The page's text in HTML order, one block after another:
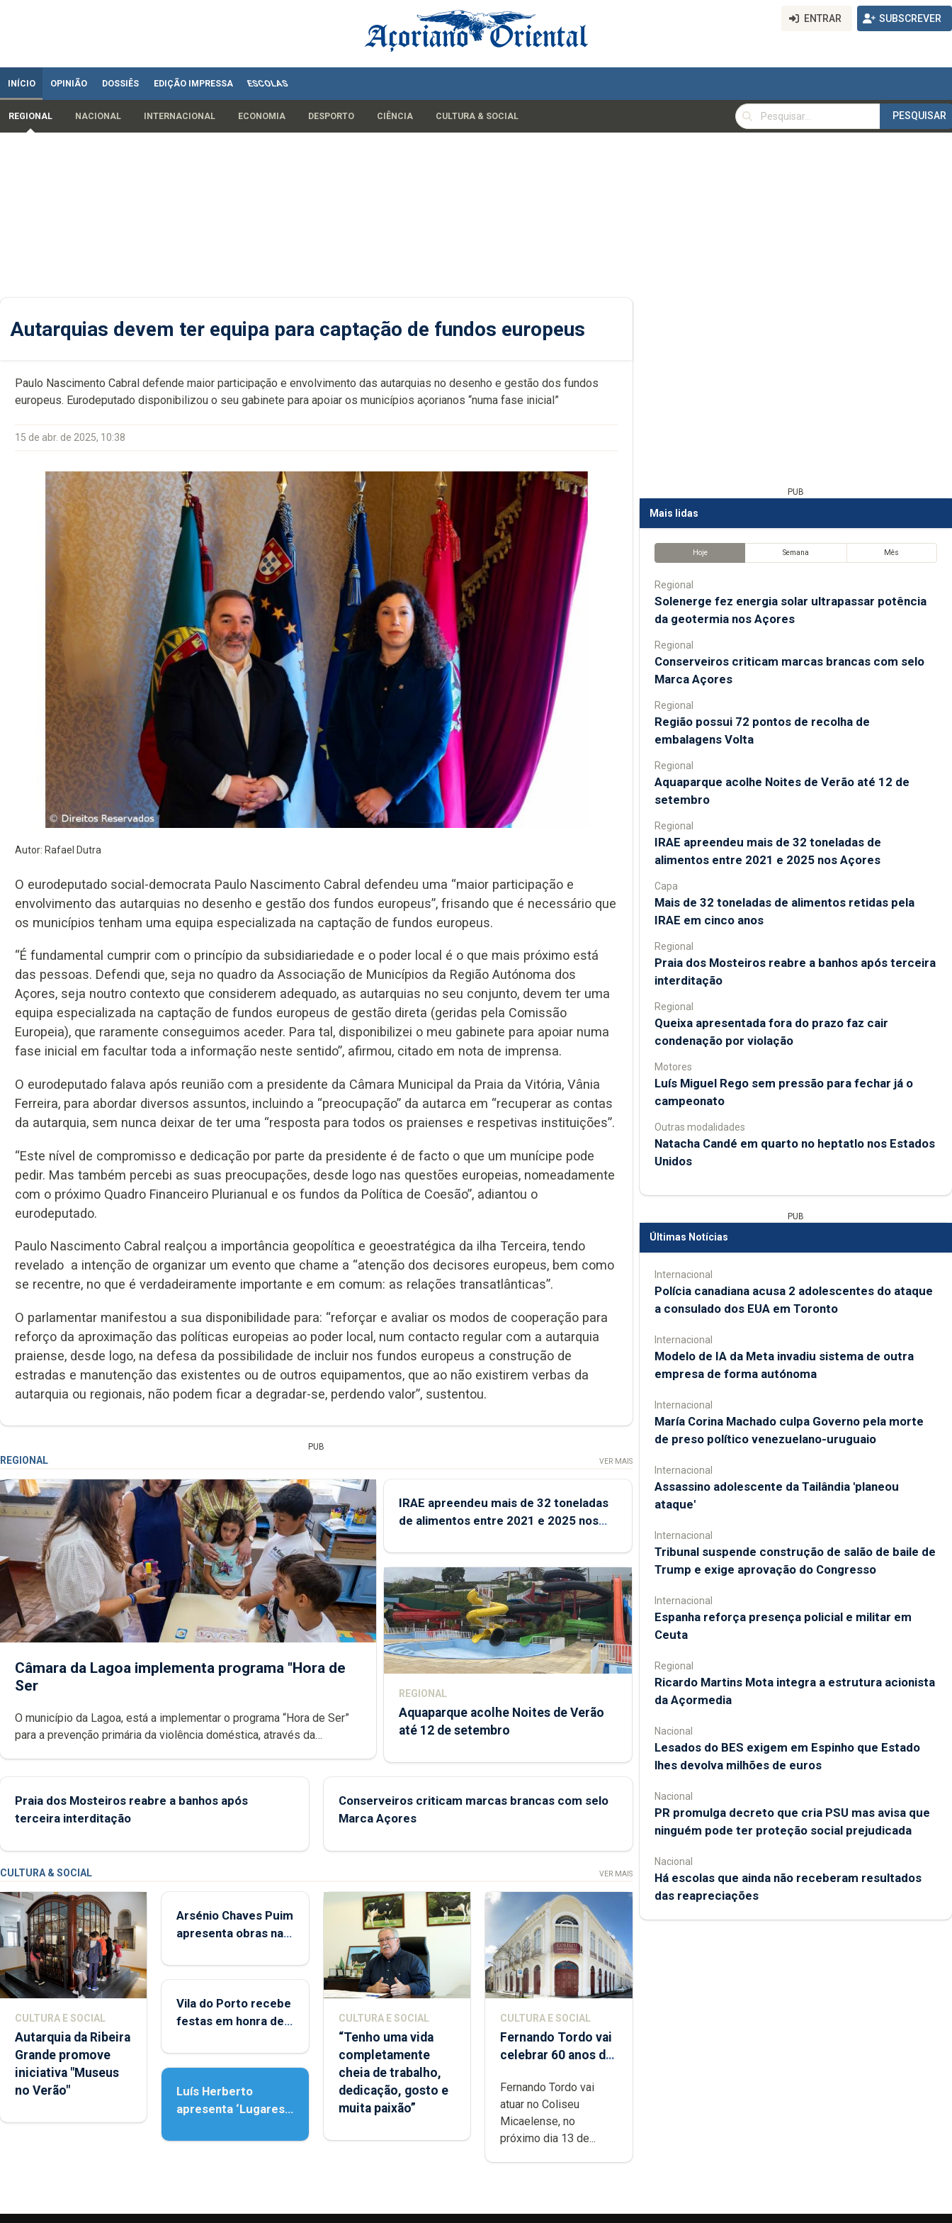
ENTRAR SUBSCREVER
INÍCIO OPINIÃO DOSSIÊS EDIÇÃO IMPRESSA ESCOLAS
REGIONAL NACIONAL INTERNACIONAL ECONOMIA DESPORTO CIÊNCIA CULTURA & SOCIAL
PESQUISAR
PESQUISAR
Autarquias devem ter equipa para captação de fundos europeus
Paulo Nascimento Cabral defende maior participação e envolvimento das autarquias no desenho e gestão dos fundos
europeus. Eurodeputado disponibilizou o seu gabinete para apoiar os municípios açorianos “numa fase inicial”
15 de abr. de 2025, 10:38
Autor: Rafael Dutra
O eurodeputado social-democrata Paulo Nascimento Cabral defendeu uma “maior participação e
envolvimento das autarquias no desenho e gestão dos fundos europeus”, frisando que é necessário que
os municípios tenham uma equipa especializada na captação de fundos europeus.
“É fundamental cumprir com o princípio da subsidiariedade e o poder local é o que mais próximo está
das pessoas. Defendi que, seja no quadro da Associação de Municípios da Região Autónoma dos
Açores, seja noutro contexto que considerem adequado, as autarquias no seu conjunto, devem ter uma
equipa especializada na captação de fundos europeus de gestão direta (geridas pela Comissão
Europeia), que raramente conseguimos aceder. Para tal, disponibilizei o meu gabinete para apoiar numa
fase inicial em facultar toda a informação neste sentido”, afirmou, citado em nota de imprensa.
O eurodeputado falava após reunião com a presidente da Câmara Municipal da Praia da Vitória, Vânia
Ferreira, para abordar diversos assuntos, incluindo a “preocupação” da autarca em “recuperar as contas
da autarquia, sem nunca deixar de ter uma “resposta para todos os praienses e respetivas instituições”.
“Este nível de compromisso e dedicação por parte da presidente é de facto o que um munícipe pode
pedir. Mas também percebi as suas preocupações, desde logo nas questões europeias, nomeadamente
com o próximo Quadro Financeiro Plurianual e os fundos da Política de Coesão”, adiantou o
eurodeputado.
Paulo Nascimento Cabral realçou a importância geopolítica e geoestratégica da ilha Terceira, tendo
revelado a intenção de organizar um evento que chame a “atenção dos decisores europeus, bem como
se recentre, no que é verdadeiramente importante e em comum: as relações transatlânticas”.
O parlamentar manifestou a sua disponibilidade para: “reforçar e avaliar os modos de cooperação para
reforço da aproximação das políticas europeias ao poder local, num contacto regular com a autarquia
praiense, desde logo, na defesa da possibilidade de incluir nos fundos europeus a construção de
estradas e manutenção das existentes ou de outros equipamentos, que ao não existirem verbas da
autarquia ou regionais, não podem ficar a degradar-se, perdendo valor”, sustentou.
PUB
REGIONAL VER MAIS
Câmara da Lagoa implementa programa "Hora de
Ser
O município da Lagoa, está a implementar o programa “Hora de Ser”
para a prevenção primária da violência doméstica, através da
IRAE apreendeu mais de 32 toneladas
de alimentos entre 2021 e 2025 nos
REGIONAL
Aquaparque acolhe Noites de Verão
até 12 de setembro
Praia dos Mosteiros reabre a banhos após
terceira interditação
Conserveiros criticam marcas brancas com selo
Marca Açores
CULTURA & SOCIAL VER MAIS
CULTURA E SOCIAL
Autarquia da Ribeira
Grande promove
iniciativa "Museus
no Verão"
Arsénio Chaves Puim
apresenta obras na
Porto
Vila do Porto recebe
festas em honra de
Assunção
Luís Herberto
apresenta ‘Lugares
CULTURA E SOCIAL
“Tenho uma vida
completamente
cheia de trabalho,
dedicação, gosto e
muita paixão”
CULTURA E SOCIAL
Fernando Tordo vai
celebrar 60 anos de
Micaelense
Fernando Tordo vai
atuar no Coliseu
Micaelense, no
próximo dia 13 de...
PUB
Mais lidas
Hoje Semana Mês
Regional
Solenerge fez energia solar ultrapassar potência
da geotermia nos Açores
Regional
Conserveiros criticam marcas brancas com selo
Marca Açores
Regional
Região possui 72 pontos de recolha de
embalagens Volta
Regional
Aquaparque acolhe Noites de Verão até 12 de
setembro
Regional
IRAE apreendeu mais de 32 toneladas de
alimentos entre 2021 e 2025 nos Açores
Capa
Mais de 32 toneladas de alimentos retidas pela
IRAE em cinco anos
Regional
Praia dos Mosteiros reabre a banhos após terceira
interditação
Regional
Queixa apresentada fora do prazo faz cair
condenação por violação
Motores
Luís Miguel Rego sem pressão para fechar já o
campeonato
Outras modalidades
Natacha Candé em quarto no heptatlo nos Estados
Unidos
PUB
Últimas Notícias
Internacional
Polícia canadiana acusa 2 adolescentes do ataque
a consulado dos EUA em Toronto
Internacional
Modelo de IA da Meta invadiu sistema de outra
empresa de forma autónoma
Internacional
María Corina Machado culpa Governo pela morte
de preso político venezuelano-uruguaio
Internacional
Assassino adolescente da Tailândia 'planeou
ataque'
Internacional
Tribunal suspende construção de salão de baile de
Trump e exige aprovação do Congresso
Internacional
Espanha reforça presença policial e militar em
Ceuta
Regional
Ricardo Martins Mota integra a estrutura acionista
da Açormedia
Nacional
Lesados do BES exigem em Espinho que Estado
lhes devolva milhões de euros
Nacional
PR promulga decreto que cria PSU mas avisa que
ninguém pode ter proteção social prejudicada
Nacional
Há escolas que ainda não receberam resultados
das reapreciações